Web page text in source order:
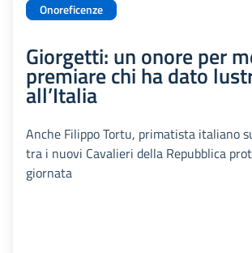
Onoreficenze
Giorgetti: un onore per
premiare chi ha dato
all’Italia
Anche Filippo Tortu, primatista italiano
tra i nuovi Cavalieri della Repubblica
giornata